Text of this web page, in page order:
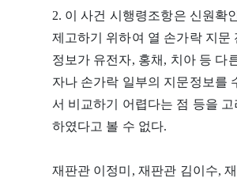
2. 이 사건 시행령조항은 신원확
제고하기 위하여 열 손가락 지
정보가 유전자, 홍채, 치아 등 다
자나 손가락 일부의 지문정보를
서 비교하기 어렵다는 점 등을
하였다고 볼 수 없다.
재판관 이정미, 재판관 김이수,